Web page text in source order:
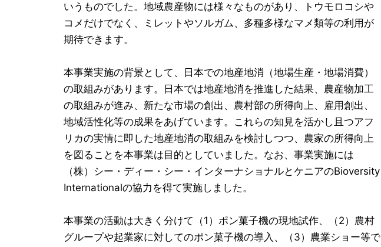
いうものでした。地域農産物には様々なものがあり、トウモロコシや
コメだけでなく、ミレットやソルガム、多種多様なマメ類等の利用が
期待できます。
本事業実施の背景として、日本での地産地消（地場生産・地場消費）
の取組みがあります。日本では地産地消を推進した結果、農産物加工
の取組みが進み、新たな市場の創出、農村部の所得向上、雇用創出、
地域活性化等の成果をあげています。これらの知見を活かし且つアフ
リカの実情に即した地産地消の取組みを検討しつつ、農家の所得向上
を図ることを本事業は目的としていました。なお、事業実施には
（株）シー・ディー・シー・インターナショナルとケニアのBioversity
Internationalの協力を得て実施しました。
本事業の活動は大きく分けて（1）ポン菓子機の現地試作、（2）農村
グループや起業家に対してのポン菓子機の導入、（3）農業ショー等で